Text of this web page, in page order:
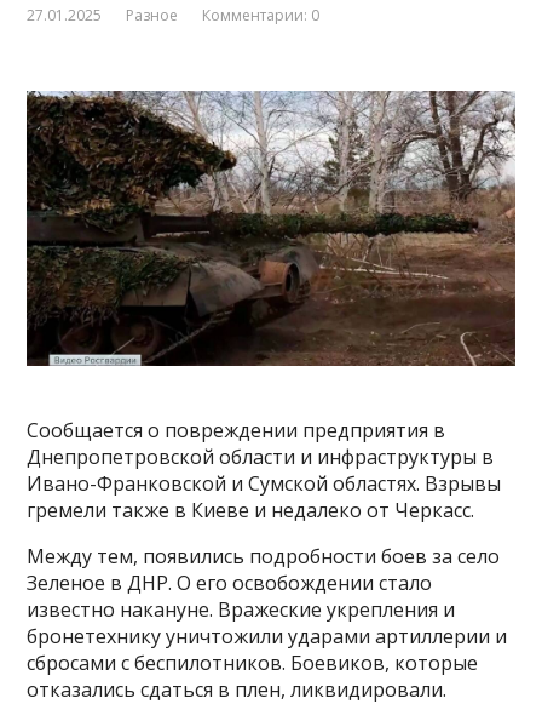
27.01.2025 Разное Комментарии: 0
Сообщается о повреждении предприятия в
Днепропетровской области и инфраструктуры в
Ивано-Франковской и Сумской областях. Взрывы
гремели также в Киеве и недалеко от Черкасс.
Между тем, появились подробности боев за село
Зеленое в ДНР. О его освобождении стало
известно накануне. Вражеские укрепления и
бронетехнику уничтожили ударами артиллерии и
сбросами с беспилотников. Боевиков, которые
отказались сдаться в плен, ликвидировали.